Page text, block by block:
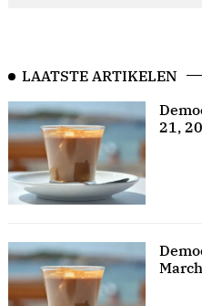
LAATSTE ARTIKELEN
21,